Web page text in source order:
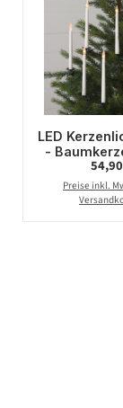
LED
-
25
H: 18cm -
für
Preise inkl.